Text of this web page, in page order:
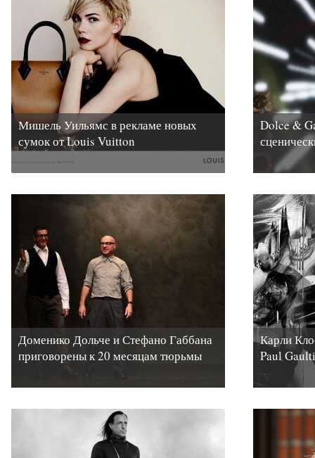
Мишель Уильямс в рекламе новых
сумок от Louis Vuitton
Dolce &
Доменико Дольче и Стефано Габбана
приговорены к 20 месяцам тюрьмы
Карли
Paul